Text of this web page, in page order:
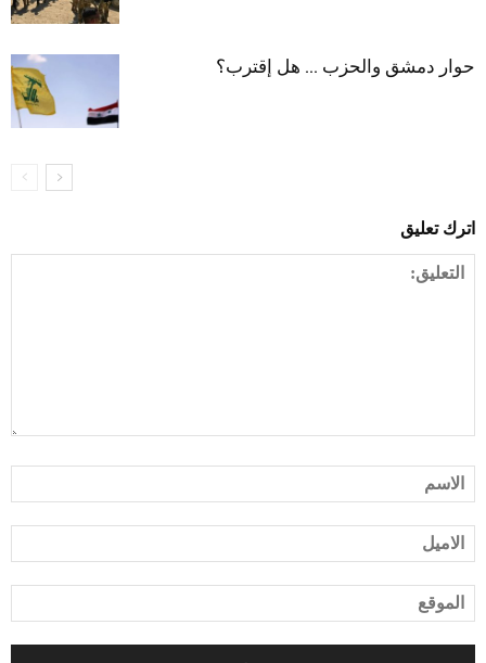
حوار دمشق والحزب … هل إقترب؟
اترك تعليق